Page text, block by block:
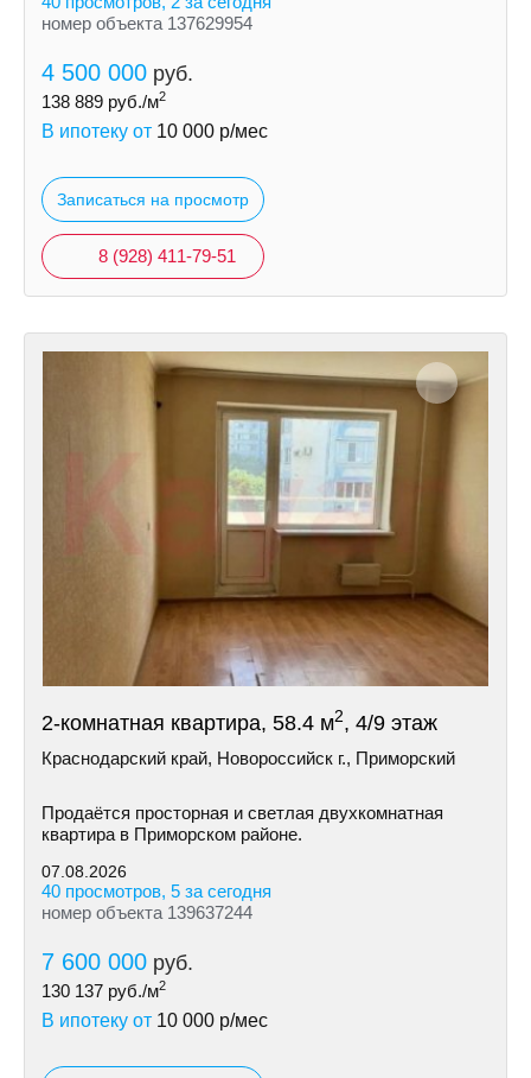
номер объекта 137629954
4 500 000 руб.
138 889 руб./м2
В ипотеку от 10 000 р/мес
Записаться на просмотр
8 (928) 411-79-51
2-комнатная квартира, 58.4 м2, 4/9 этаж
Краснодарский край, Новороссийск г., Приморский
Продаётся просторная и светлая двухкомнатная
квартира в Приморском районе.
07.08.2026
40 просмотров, 5 за сегодня
номер объекта 139637244
7 600 000 руб.
130 137 руб./м2
В ипотеку от 10 000 р/мес